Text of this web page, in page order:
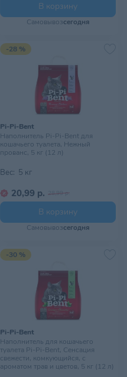
В корзину
Самовывозсегодня
-28 %
Pi-Pi-Bent
Наполнитель Pi-Pi-Bent для
кошачьего туалета, Нежный
прованс, 5 кг (12 л)
Вес: 5 кг
20,99 р. 28,99 р.
В корзину
Самовывозсегодня
-30 %
Pi-Pi-Bent
Наполнитель для кошачьего
туалета Pi-Pi-Bent, Сенсация
свежести, комкующийся, с
ароматом трав и цветов, 5 кг (12 л)